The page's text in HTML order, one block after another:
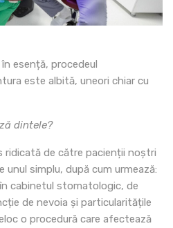
esență, procedeul
este albită, uneori chiar cu
dintele?
ridicată de către pacienții noștri
unul simplu, după cum urmează:
cabinetul stomatologic, de
de nevoia și particularitățile
o procedură care afectează